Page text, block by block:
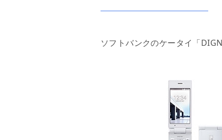
ソフトバンクのケータイ「